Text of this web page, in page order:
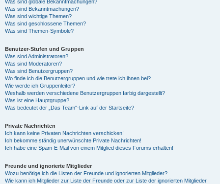
Was sind globale Bekanntmachungen?
Was sind Bekanntmachungen?
Was sind wichtige Themen?
Was sind geschlossene Themen?
Was sind Themen-Symbole?
Benutzer-Stufen und Gruppen
Was sind Administratoren?
Was sind Moderatoren?
Was sind Benutzergruppen?
Wo finde ich die Benutzergruppen und wie trete ich ihnen bei?
Wie werde ich Gruppenleiter?
Weshalb werden verschiedene Benutzergruppen farbig dargestellt?
Was ist eine Hauptgruppe?
Was bedeutet der „Das Team“-Link auf der Startseite?
Private Nachrichten
Ich kann keine Privaten Nachrichten verschicken!
Ich bekomme ständig unerwünschte Private Nachrichten!
Ich habe eine Spam-E-Mail von einem Mitglied dieses Forums erhalten!
Freunde und ignorierte Mitglieder
Wozu benötige ich die Listen der Freunde und ignorierten Mitglieder?
Wie kann ich Mitglieder zur Liste der Freunde oder zur Liste der ignorierten Mitglieder